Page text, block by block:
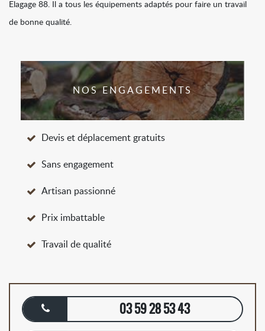
Elagage 88. Il a tous les équipements adaptés pour faire un travail
de bonne qualité.
NOS ENGAGEMENTS
Devis et déplacement gratuits
Sans engagement
Artisan passionné
Prix imbattable
Travail de qualité
03 59 28 53 43